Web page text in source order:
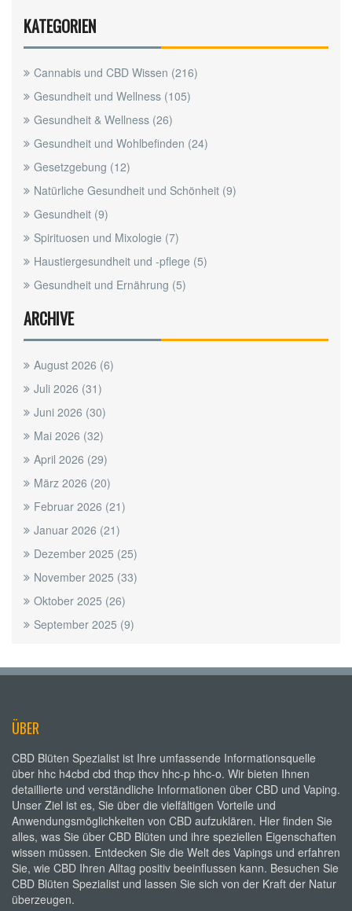
KATEGORIEN
Cannabis und CBD Wissen (216)
Gesundheit und Wellness (105)
Gesundheit & Wellness (26)
Gesundheit und Wohlbefinden (24)
Gesetzgebung (12)
Natürliche Gesundheit und Schönheit (9)
Gesundheit (9)
Spirituosen und Mixologie (7)
Haustiergesundheit und -pflege (5)
Gesundheit und Ernährung (5)
ARCHIVE
August 2026 (6)
Juli 2026 (31)
Juni 2026 (30)
Mai 2026 (32)
April 2026 (29)
März 2026 (20)
Februar 2026 (21)
Januar 2026 (21)
Dezember 2025 (25)
November 2025 (33)
Oktober 2025 (26)
September 2025 (9)
ÜBER
CBD Blüten Spezialist ist Ihre umfassende Informationsquelle
über hhc h4cbd cbd thcp thcv hhc-p hhc-o. Wir bieten Ihnen
detaillierte und verständliche Informationen über CBD und Vaping.
Unser Ziel ist es, Sie über die vielfältigen Vorteile und
Anwendungsmöglichkeiten von CBD aufzuklären. Hier finden Sie
alles, was Sie über CBD Blüten und ihre speziellen Eigenschaften
wissen müssen. Entdecken Sie die Welt des Vapings und erfahren
Sie, wie CBD Ihren Alltag positiv beeinflussen kann. Besuchen Sie
CBD Blüten Spezialist und lassen Sie sich von der Kraft der Natur
überzeugen.